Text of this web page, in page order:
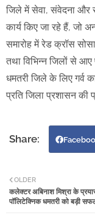
जिले में सेवा, संवेदना और
कार्य किए जा रहे हैं, जो
समारोह में रेड क्रॉस
तथा विभिन्न जिलों से
धमतरी जिले के लिए गर्व
प्रति जिला प्रशासन की
OLDER
कलेक्टर अबिनाश मिश्रा के
पॉलिटेक्निक धमतरी को बड़ी